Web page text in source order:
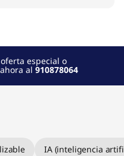
especial o
al 910878064
IA (inteligencia